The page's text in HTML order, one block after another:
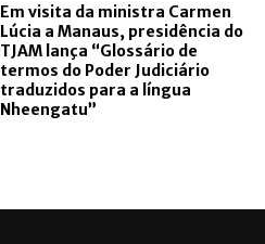
Em visita da ministra Carmen
Lúcia a Manaus, presidência do
TJAM lança “Glossário de
termos do Poder Judiciário
traduzidos para a língua
Nheengatu”